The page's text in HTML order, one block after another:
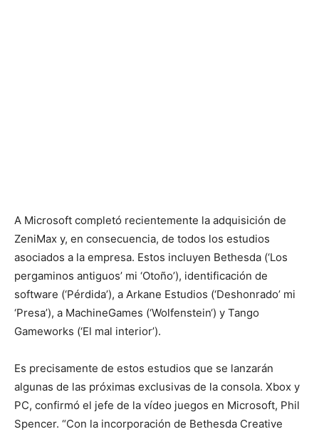
A Microsoft completó recientemente la adquisición de
ZeniMax y, en consecuencia, de todos los estudios
asociados a la empresa. Estos incluyen Bethesda (‘Los
pergaminos antiguos’ mi ‘Otoño’), identificación de
software (‘Pérdida’), a Arkane Estudios (‘Deshonrado’ mi
‘Presa’), a MachineGames (‘Wolfenstein‘) y Tango
Gameworks (‘El mal interior’).
Es precisamente de estos estudios que se lanzarán
algunas de las próximas exclusivas de la consola. Xbox y
PC, confirmó el jefe de la vídeo juegos en Microsoft, Phil
Spencer. “Con la incorporación de Bethesda Creative